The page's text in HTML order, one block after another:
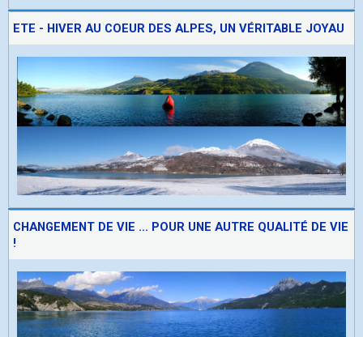
ETE - HIVER AU COEUR DES ALPES, UN VÉRITABLE JOYAU
CHANGEMENT DE VIE ... POUR UNE AUTRE QUALITÉ DE VIE
!